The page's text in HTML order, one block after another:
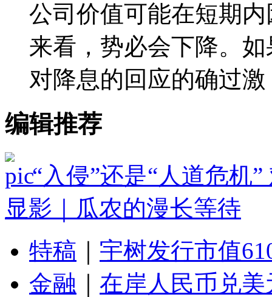
公司价值可能在短期
来看，势必会下降。
对降息的回应的确过激
编辑推荐
“入侵”还是“人道危机
显影｜瓜农的漫长等待
特稿
宇树发行市值
金融
在岸人民币兑